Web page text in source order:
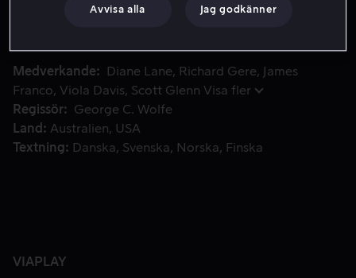
Det slår gnistor och en begynnande relation som kan
Medverkande Diane Lane Richard Gere
James
Franco Viola Davis Scott Glenn Visa fler
Regissör
George C. Wolfe
Land
Australien
USA
Textning
Danska Svenska Norska Finska
VIAPLAY
Avvisa alla Jag godkänner